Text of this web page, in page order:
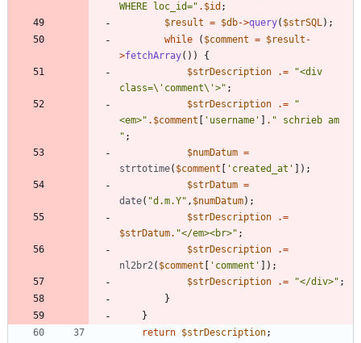
WHERE loc_id=" . $id ;
$result = $db->query( $strSQL);
while
( $comment = $result -
>fetchArray())
{
$strDescription
.= "<div
class=\ 'comment\ '>" ;
$strDescription
.=
"
<em>" . $comment 'username' . "
" ;
$numDatum =
strtotime( $comment 'created_at'
]);
$strDatum =
date( "d.m.Y" , $numDatum);
$strDescription
.=
$strDatum. "</em><br>" ;
$strDescription
.=
nl2br2( $comment 'comment'
]);
$strDescription
.= "</div>" ;
}
}
return $strDescription;